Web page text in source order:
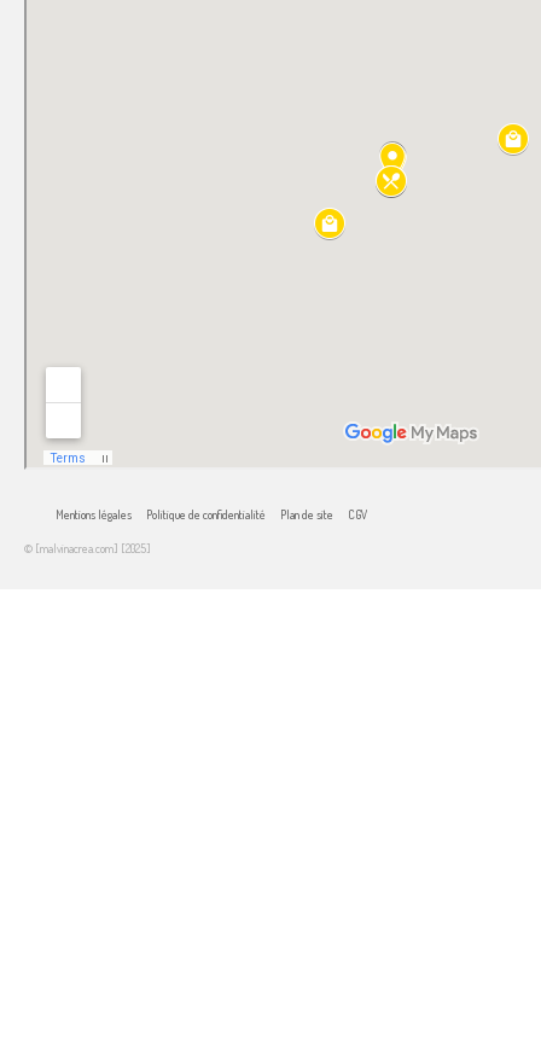
Mentions légales Politique de confidentialité Plan de site CGV
© [malvinacrea.com] [2025]